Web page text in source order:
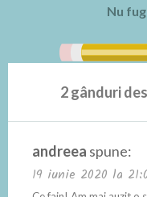
Nu
2 gânduri
andreea spune:
19 iunie 2020 la